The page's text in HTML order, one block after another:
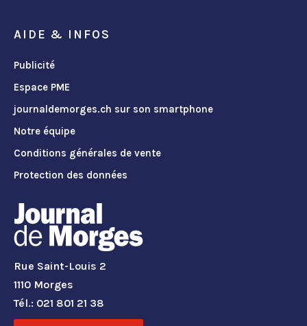
AIDE & INFOS
Publicité
Espace PME
journaldemorges.ch sur son smartphone
Notre équipe
Conditions générales de vente
Protection des données
Rue Saint-Louis 2
1110 Morges
Tél.: 021 801 21 38